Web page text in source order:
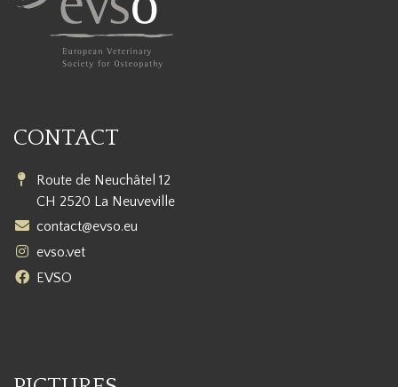
CONTACT
Route de Neuchâtel 12
CH 2520 La Neuveville
contact@evso.eu
evso.vet
EVSO